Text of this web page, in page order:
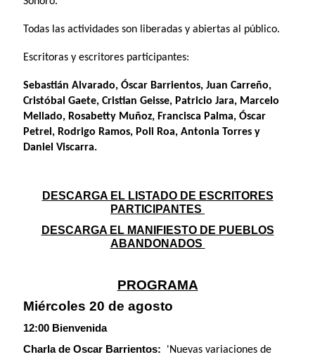
Todas las actividades son liberadas y abiertas al público.
Escritoras y escritores participantes:
Sebastián Alvarado, Óscar Barrientos, Juan Carreño,
Cristóbal Gaete, Cristian Geisse, Patricio Jara, Marcelo
Mellado, Rosabetty Muñoz, Francisca Palma, Óscar
Petrel, Rodrigo Ramos, Poli Roa, Antonia Torres y
Daniel Viscarra.
DESCARGA EL LISTADO DE ESCRITORES
PARTICIPANTES
DESCARGA EL MANIFIESTO DE PUEBLOS
ABANDONADOS
PROGRAMA
Miércoles 20 de agosto
12:00 Bienvenida
Charla de Oscar Barrientos:
'Nuevas variaciones de